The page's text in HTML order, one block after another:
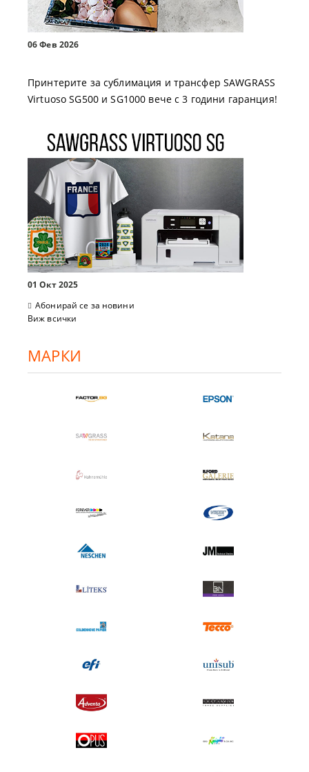
06 Фев 2026
Принтерите за сублимация и трансфер SAWGRASS
Virtuoso SG500 и SG1000 вече с 3 години гаранция!
01 Окт 2025
Абонирай се за новини
Виж всички
МАРКИ